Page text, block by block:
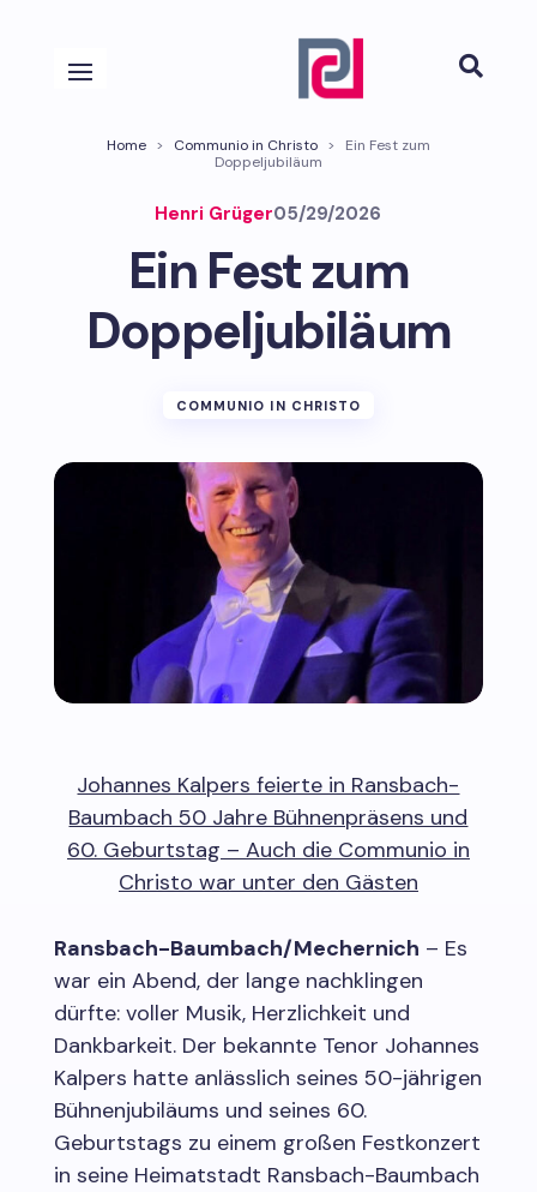

Home > Communio in Christo >
Ein Fest zum
Doppeljubiläum
Henri Grüger05/29/2026
Ein Fest zum
Doppeljubiläum
COMMUNIO IN CHRISTO
Johannes Kalpers feierte in Ransbach-
Baumbach 50 Jahre Bühnenpräsens und
60. Geburtstag – Auch die Communio in
Christo war unter den Gästen
Ransbach-Baumbach/Mechernich – Es
war ein Abend, der lange nachklingen
dürfte: voller Musik, Herzlichkeit und
Dankbarkeit. Der bekannte Tenor Johannes
Kalpers hatte anlässlich seines 50-jährigen
Bühnenjubiläums und seines 60.
Geburtstags zu einem großen Festkonzert
in seine Heimatstadt Ransbach-Baumbach